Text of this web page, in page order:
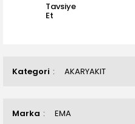
Kategori AKARYAKIT
Marka EMA
Tavsiye
Et